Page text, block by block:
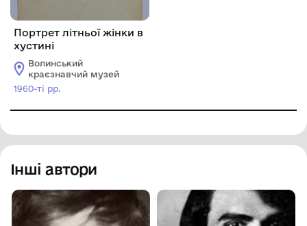
Портрет літньої жінки в
хустині
Волинський
краєзнавчий музей
1960-ті рр.
Інші автори